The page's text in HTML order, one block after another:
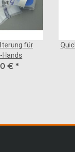
für
Hands
€ *